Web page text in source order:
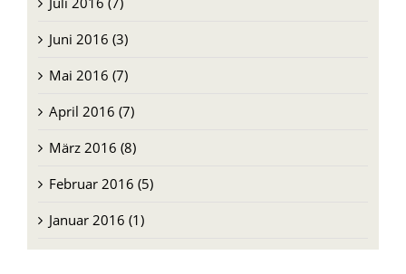
Juni 2016 (3)
Mai 2016 (7)
April 2016 (7)
März 2016 (8)
Februar 2016 (5)
Januar 2016 (1)